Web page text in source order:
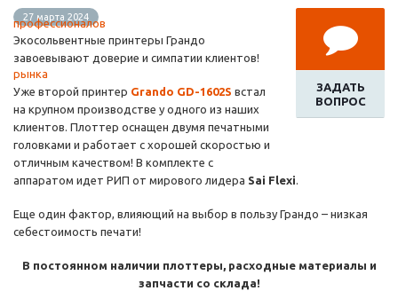
ЗАДАТЬ
ВОПРОС
27 марта 2024
Экосольвентные принтеры Грандо
завоевывают доверие и симпатии клиентов!
Уже второй принтер Grando GD-1602S встал
на крупном производстве у одного из наших
клиентов. Плоттер оснащен двумя печатными
головками и работает с хорошей скоростью и
отличным качеством! В комплекте с
аппаратом идет РИП от мирового лидера Sai Flexi.
Еще один фактор, влияющий на выбор в пользу Грандо – низкая
себестоимость печати!
В постоянном наличии плоттеры, расходные материалы и
запчасти со склада!